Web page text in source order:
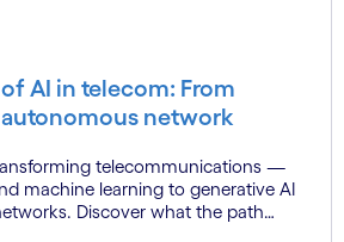
AI in telecom: From
network
telecommunications —
machine learning to generative AI
Discover what the path